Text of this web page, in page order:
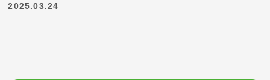
2025.03.24